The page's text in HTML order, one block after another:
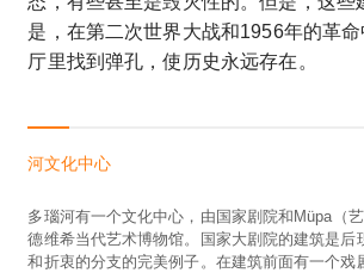
是，在第二次世界大战和1956年的革
厅里找到弹孔，使历史永远存在。
河文化中心
多瑙河有一个文化中心，由国家剧院和Müpa（
德维希当代艺术博物馆。国家大剧院的建筑是后
和折衷的分支的完美例子。在建筑前面有一个戏